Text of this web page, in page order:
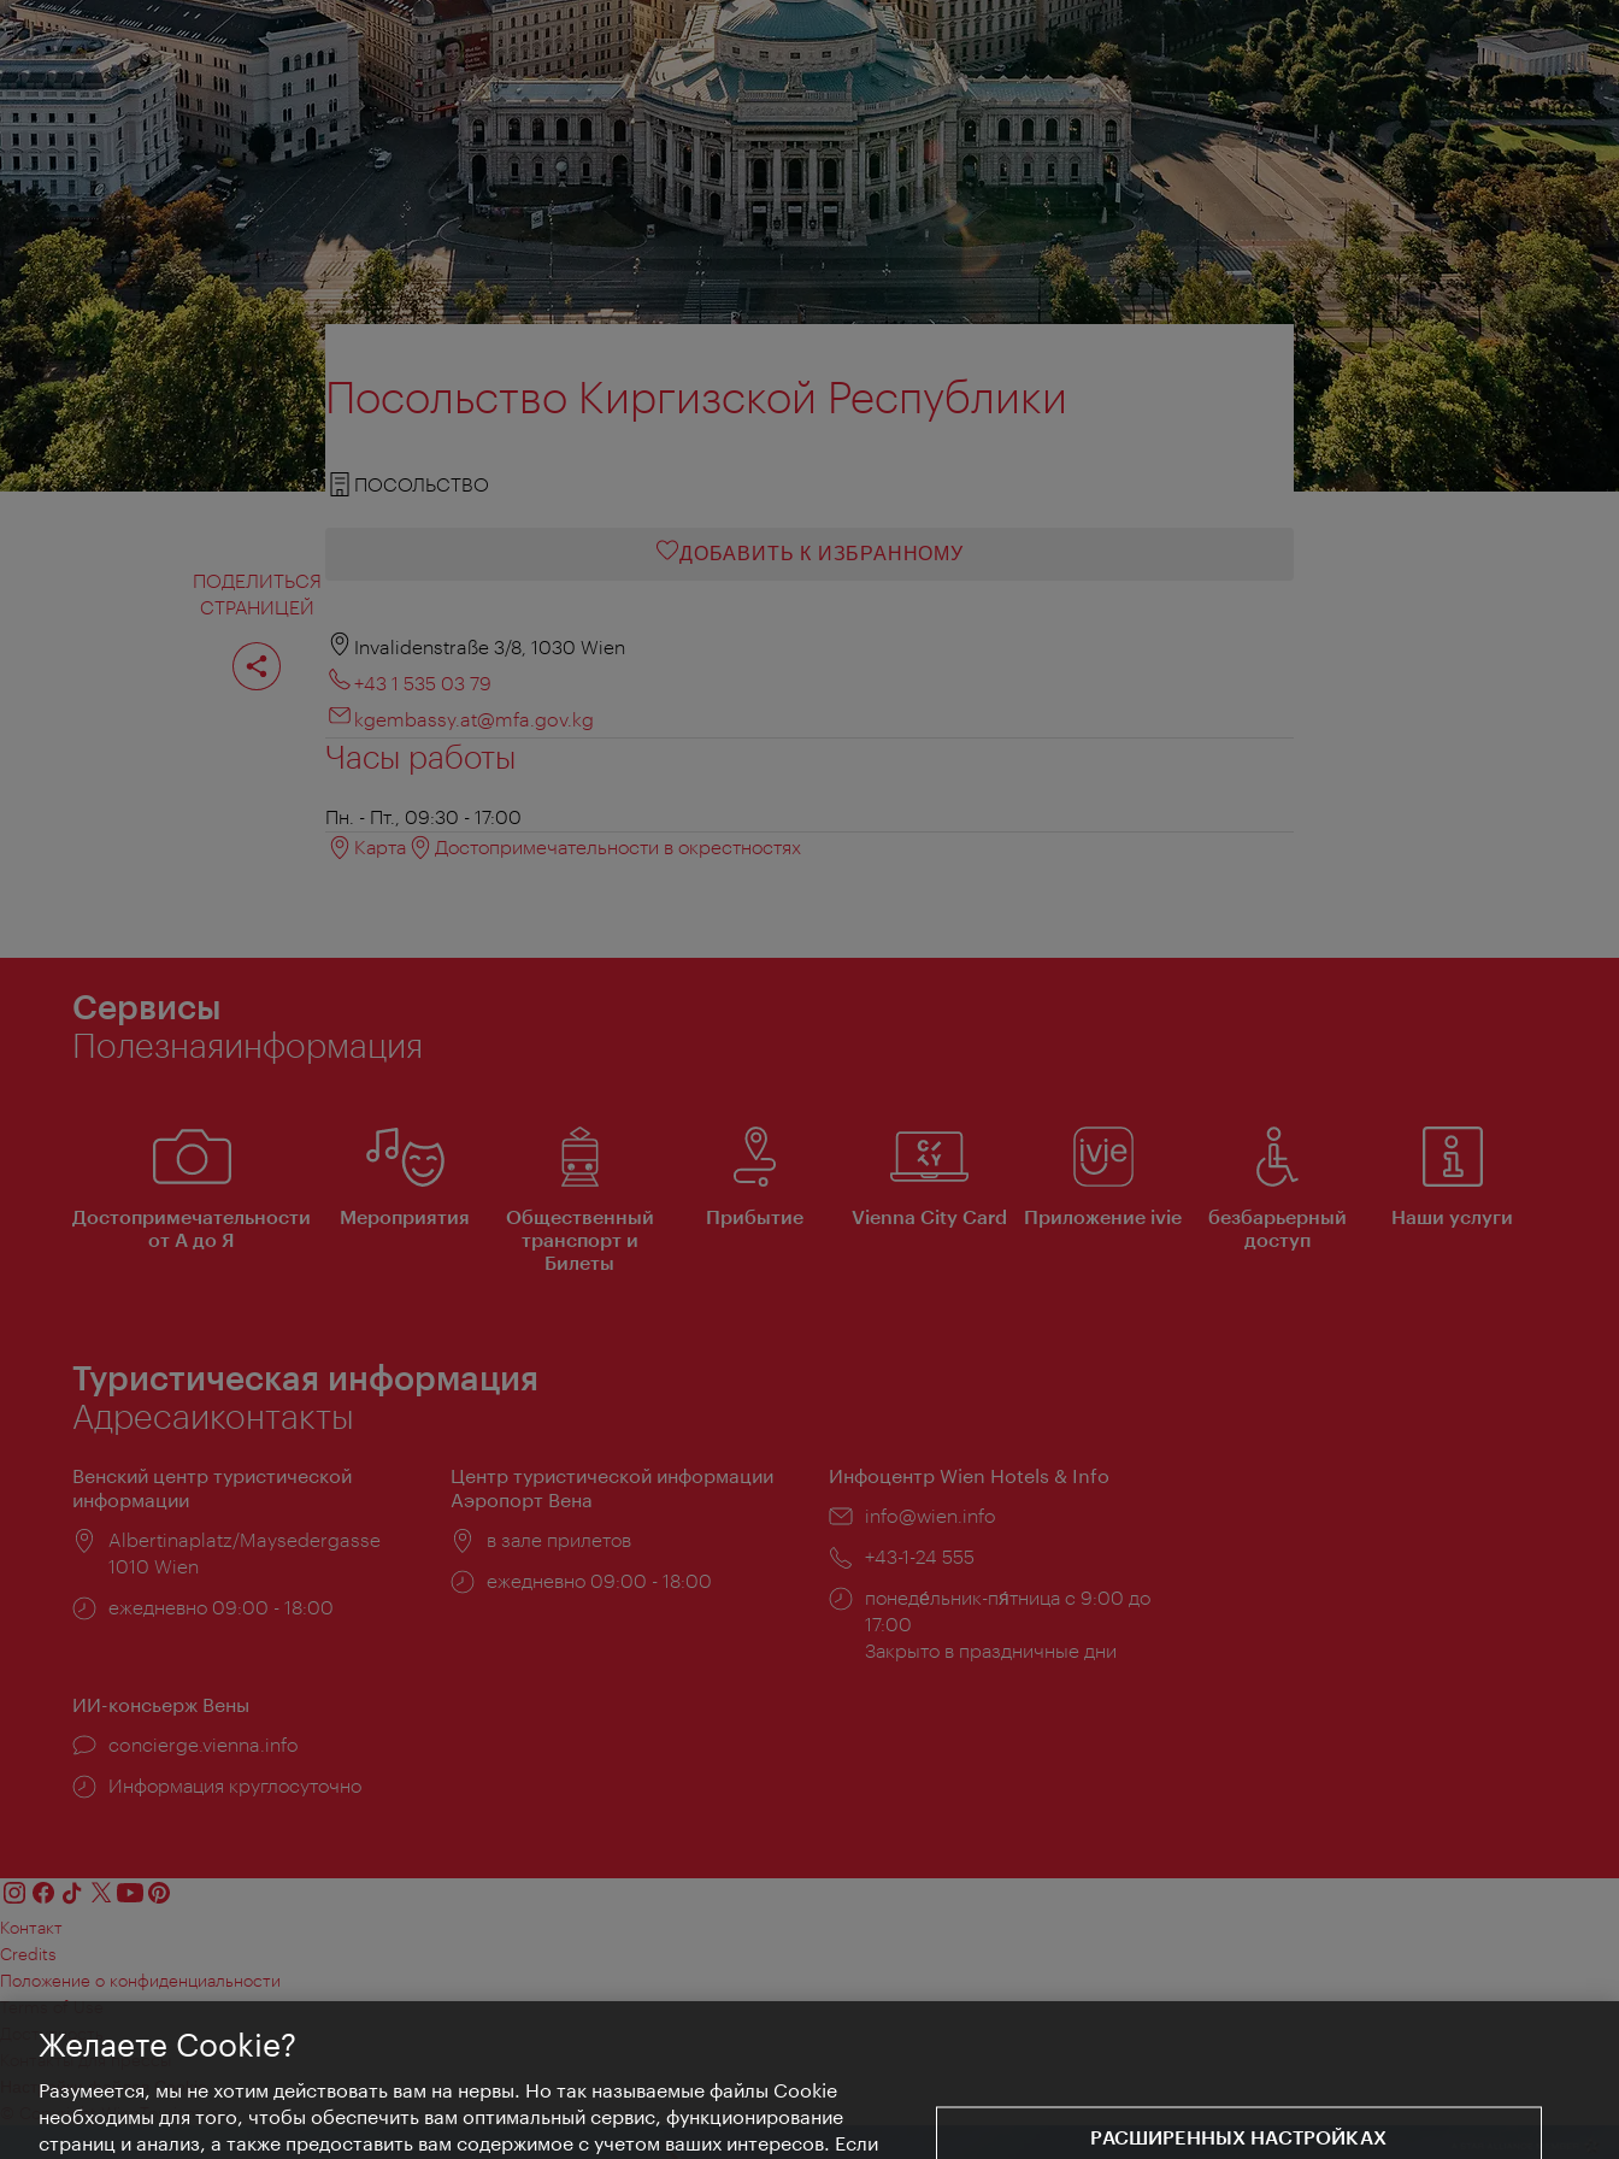
ПОДЕЛИТЬСЯ
СТРАНИЦЕЙ
Поделиться
страницей
Посольство Киргизской Республики
ПОСОЛЬСТВО
ДОБАВИТЬ К ИЗБРАННОМУ
Invalidenstraße 3/8, 1030 Wien
+43 1 535 03 79
kgembassy.at@mfa.gov.kg
Часы работы
Пн. - Пт., 09:30 - 17:00
Карта
Достопримечательности в окрестностях
Сервисы
Полезнаяинформация
Достопримечательности
от А до Я
Мероприятия
Общественный
транспорт и
Билеты
Прибытие Vienna City Card Приложение ivie
безбарьерный
доступ
Наши услуги
Туристическая информация
Адресаиконтакты
Венский центр туристической
информации
Расположение:
Albertinaplatz/Maysedergasse
1010 Wien
Часы
ежедневно 09:00 - 18:00
Центр туристической информации
Аэропорт Вена
Расположение:
в зале прилетов
Часы
ежедневно 09:00 - 18:00
Инфоцентр Wien Hotels & Info
Эл.
info@wien.info
Телефон:
+43-1-24 555
Часы
работы:
понеде́льник-пя́тница с 9:00 до
17:00
Закрыто в праздничные дни
ИИ-консьерж Вены
concierge.vienna.info
Информация круглосуточно
Контакт
Credits
Положение о конфиденциальности
Terms of Use
Доступность
Контакты для прессы
Настройки файлов Cookie
© Copyright WienTourismus
Желаете Cookie?
Разумеется, мы не хотим действовать вам на нервы. Но так называемые файлы Cookie
необходимы для того, чтобы обеспечить вам оптимальный сервис, функционирование
страниц и анализ, а также предоставить вам содержимое с учетом ваших интересов. Если
РАСШИРЕННЫХ НАСТРОЙКАХ